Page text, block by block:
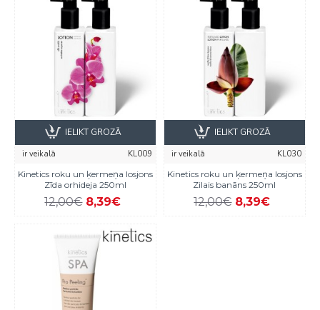
ir veikalā
KL009
Kinetics roku un ķermeņa losjons
Zīda orhideja 250ml
12,00€ 8,39€
IELIKT GROZĀ
ir veikalā
KL030
Kinetics roku un ķermeņa losjons
Zilais banāns 250ml
12,00€ 8,39€
IELIKT GROZĀ